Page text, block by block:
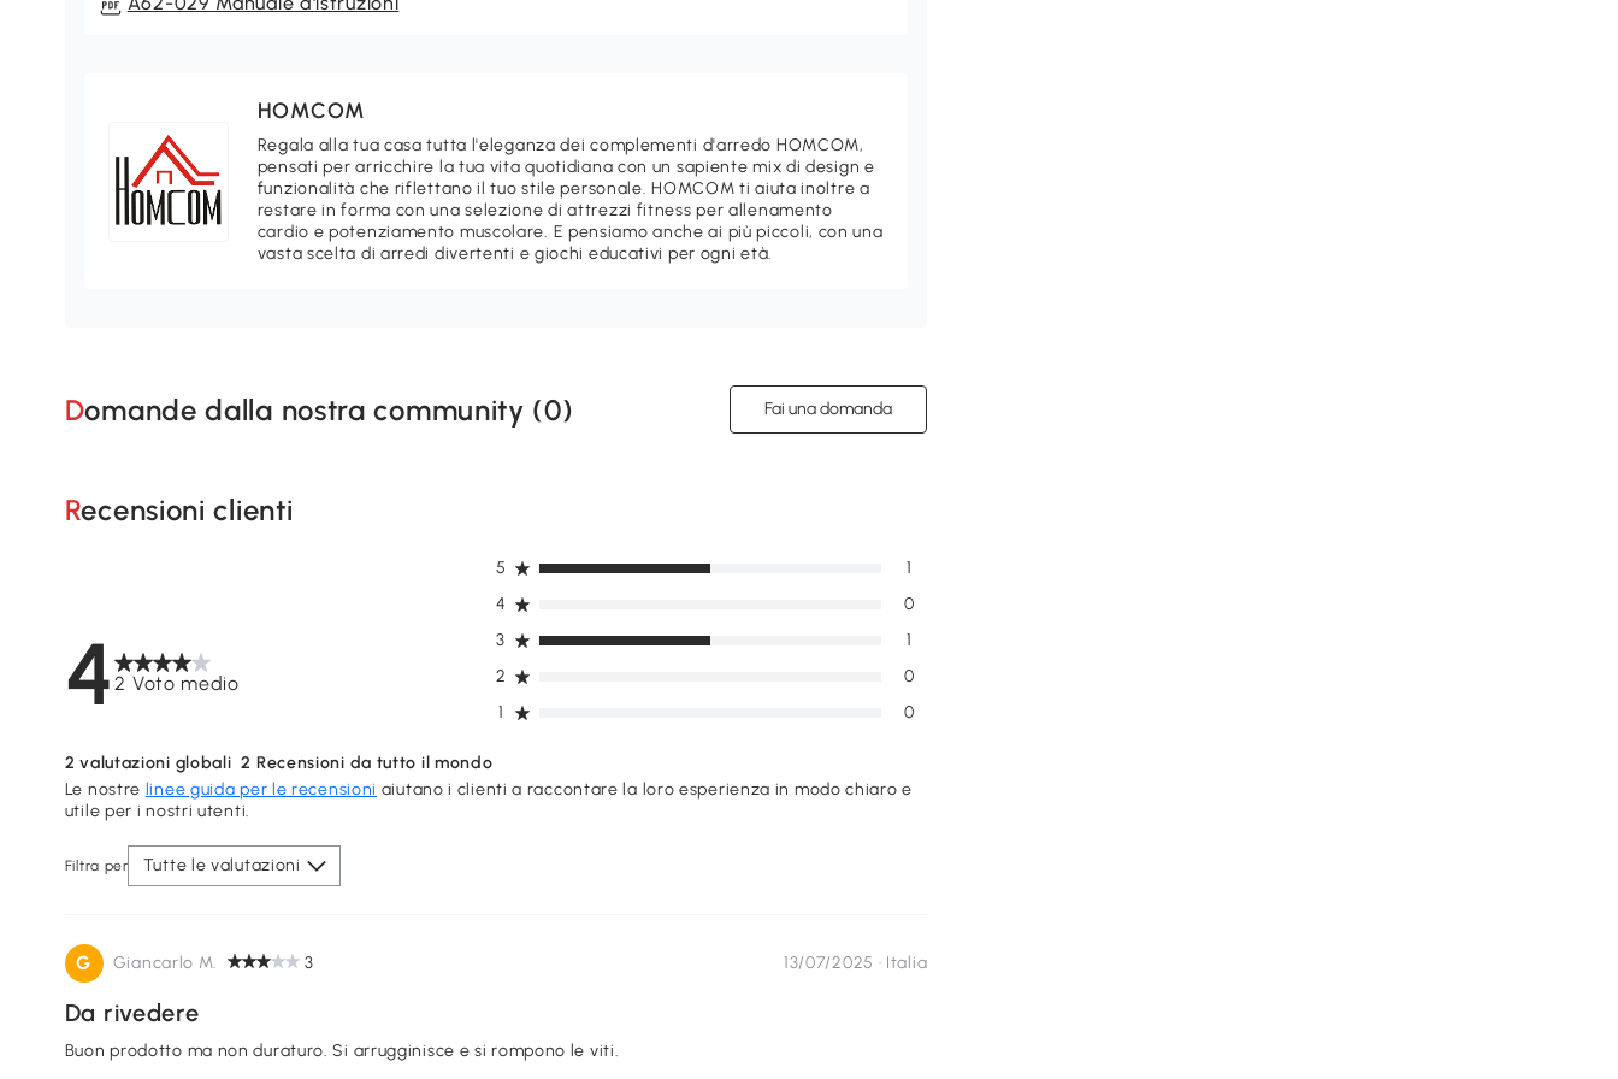
HOMCOM
Regala alla tua casa tutta l'eleganza dei complementi d'arredo HOMCOM,
pensati per arricchire la tua vita quotidiana con un sapiente mix di design e
funzionalità che riflettano il tuo stile personale. HOMCOM ti aiuta inoltre a
restare in forma con una selezione di attrezzi fitness per allenamento
cardio e potenziamento muscolare. E pensiamo anche ai più piccoli, con una
vasta scelta di arredi divertenti e giochi educativi per ogni età.
Domande dalla nostra community (0) Fai una domanda
Recensioni clienti
42 Voto medio
1 0
2 0
3 1
4 0
5 1
2 valutazioni globali 2 Recensioni da tutto il mondo
Le nostre linee guida per le recensioni aiutano i clienti a raccontare la loro esperienza in modo chiaro e
utile per i nostri utenti.
Filtra per Tutte le valutazioni
G Giancarlo M. 3 13/07/2025 · Italia
Da rivedere
Buon prodotto ma non duraturo. Si arrugginisce e si rompono le viti.